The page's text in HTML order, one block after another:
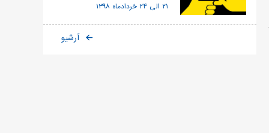
۲۱ الی ۲۴ خردادماه ۱۳۹۸
آرشیو